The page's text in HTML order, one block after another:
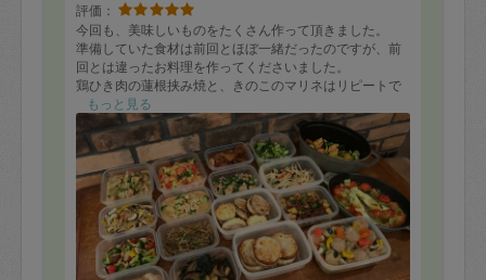
評価：
今回も、美味しいものをたくさん作って頂きました。
準備していた食材は前回とほぼ一緒だったのですが、前
回とは違ったお料理を作ってくださいました。
鶏ひき肉の蓮根挟み焼と、きのこのマリネはリピートで
す。
次回もよろしくお願いします！
もっと見る